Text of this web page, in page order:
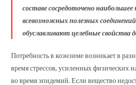
составе сосредоточено наибольшее
всевозможных полезных
обуславливают целебные свойства
Потребность в коэнзиме возникает в
время стрессов, усиленных физических
во время эпидемий. Если вещество